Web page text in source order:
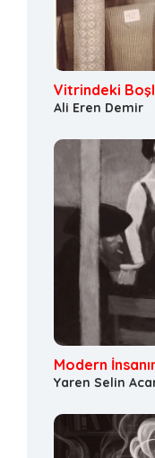
Vitrindeki
Ali Eren Demir
Modern
Yaren Selin